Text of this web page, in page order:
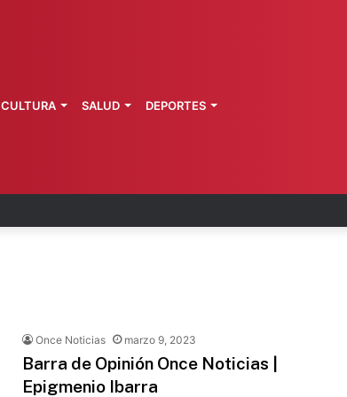
CULTURA SALUD DEPORTES
Once Noticias marzo 9, 2023
Barra de Opinión Once Noticias |
Epigmenio Ibarra